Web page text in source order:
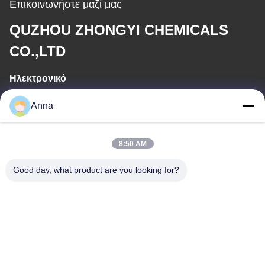
Επικοινωνήστε μαζί μας
QUZHOU ZHONGYI CHEMICALS
CO.,LTD
Ηλεκτρονικό
wfmbeide@163.com
Η διεύθυνσή μας
Anna
8:50 AM
Good day, what product are you looking for?